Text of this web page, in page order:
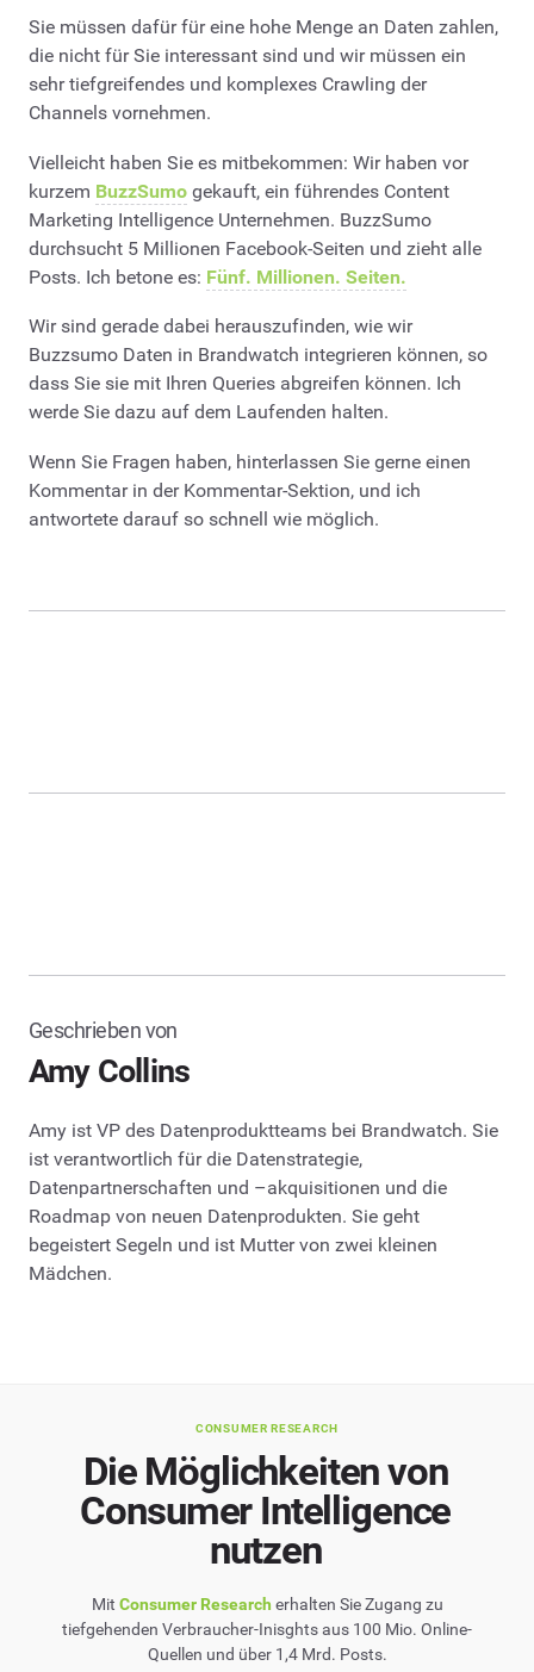
Sie müssen dafür für eine hohe Menge an Daten zahlen,
die nicht für Sie interessant sind und wir müssen ein
sehr tiefgreifendes und komplexes Crawling der
Channels vornehmen.
Vielleicht haben Sie es mitbekommen: Wir haben vor
kurzem BuzzSumo gekauft, ein führendes Content
Marketing Intelligence Unternehmen. BuzzSumo
durchsucht 5 Millionen Facebook-Seiten und zieht alle
Posts. Ich betone es: Fünf. Millionen. Seiten.
Wir sind gerade dabei herauszufinden, wie wir
Buzzsumo Daten in Brandwatch integrieren können, so
dass Sie sie mit Ihren Queries abgreifen können. Ich
werde Sie dazu auf dem Laufenden halten.
Wenn Sie Fragen haben, hinterlassen Sie gerne einen
Kommentar in der Kommentar-Sektion, und ich
antwortete darauf so schnell wie möglich.
Geschrieben von
Amy Collins
Amy ist VP des Datenproduktteams bei Brandwatch. Sie
ist verantwortlich für die Datenstrategie,
Datenpartnerschaften und –akquisitionen und die
Roadmap von neuen Datenprodukten. Sie geht
begeistert Segeln und ist Mutter von zwei kleinen
Mädchen.
CONSUMER RESEARCH
Die Möglichkeiten von
Consumer Intelligence
nutzen
Mit Consumer Research erhalten Sie Zugang zu
tiefgehenden Verbraucher-Inisghts aus 100 Mio. Online-
Quellen und über 1,4 Mrd. Posts.